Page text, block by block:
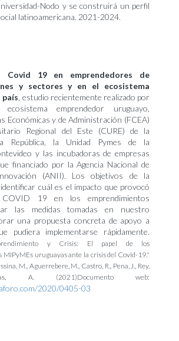
Nodo y se construirá un perfil
latinoamericana. 2021-2024.
Covid 19 en emprendedores de
y sectores y en el ecosistema
, estudio recientemente realizado por
emprendedor uruguayo,
Económicas y de Administración (FCEA)
Regional del Este (CURE) de la
República, la Unidad Pymes de la
y las incubadoras de empresas
financiado por la Agencia Nacional de
(ANII). Los objetivos de la
cuál es el impacto que provocó
19 en los emprendimientos
las medidas tomadas en nuestro
una propuesta concreta de apoyo a
pudiera implementarse rápidamente.
y Crisis: El papel de los
uruguayas ante la crisis del Covid-19."
M., Aguerrebere, M., Castro, R., Pena, J., Rey,
A. (2021)Documento web:
2020/0405-03